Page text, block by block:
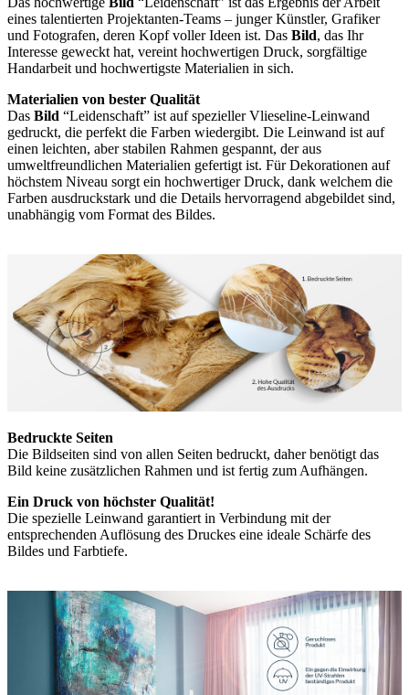
eines talentierten Projektanten-Teams – junger Künstler, Grafiker
und Fotografen, deren Kopf voller Ideen ist. Das Bild, das Ihr
Interesse geweckt hat, vereint hochwertigen Druck, sorgfältige
Handarbeit und hochwertigste Materialien in sich.
Materialien von bester Qualität
Das Bild “Leidenschaft” ist auf spezieller Vlieseline-Leinwand
gedruckt, die perfekt die Farben wiedergibt. Die Leinwand ist auf
einen leichten, aber stabilen Rahmen gespannt, der aus
umweltfreundlichen Materialien gefertigt ist. Für Dekorationen auf
höchstem Niveau sorgt ein hochwertiger Druck, dank welchem die
Farben ausdruckstark und die Details hervorragend abgebildet sind,
unabhängig vom Format des Bildes.
Bedruckte Seiten
Die Bildseiten sind von allen Seiten bedruckt, daher benötigt das
Bild keine zusätzlichen Rahmen und ist fertig zum Aufhängen.
Ein Druck von höchster Qualität!
Die spezielle Leinwand garantiert in Verbindung mit der
entsprechenden Auflösung des Druckes eine ideale Schärfe des
Bildes und Farbtiefe.